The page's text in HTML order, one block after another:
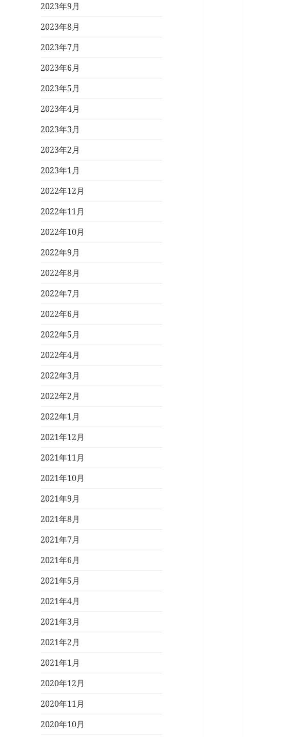
2023年9月
2023年8月
2023年7月
2023年6月
2023年5月
2023年4月
2023年3月
2023年2月
2023年1月
2022年12月
2022年11月
2022年10月
2022年9月
2022年8月
2022年7月
2022年6月
2022年5月
2022年4月
2022年3月
2022年2月
2022年1月
2021年12月
2021年11月
2021年10月
2021年9月
2021年8月
2021年7月
2021年6月
2021年5月
2021年4月
2021年3月
2021年2月
2021年1月
2020年12月
2020年11月
2020年10月